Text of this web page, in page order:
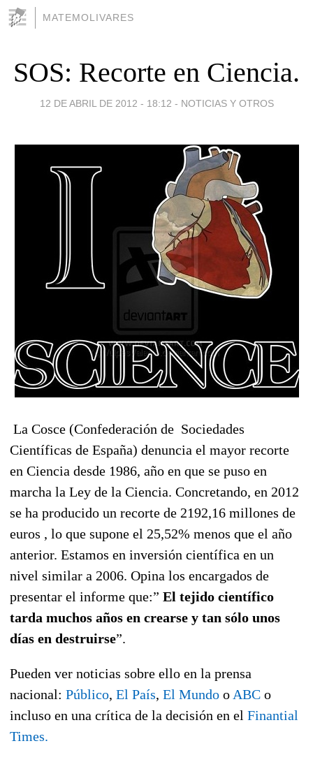
MATEMOLIVARES
SOS: Recorte en Ciencia.
12 DE ABRIL DE 2012 - 18:12 - NOTICIAS Y OTROS
La Cosce (Confederación de Sociedades
Científicas de España) denuncia el mayor recorte
en Ciencia desde 1986, año en que se puso en
marcha la Ley de la Ciencia. Concretando, en 2012
se ha producido un recorte de 2192,16 millones de
euros , lo que supone el 25,52% menos que el año
anterior. Estamos en inversión científica en un
nivel similar a 2006. Opina los encargados de
presentar el informe que:” El tejido científico
tarda muchos años en crearse y tan sólo unos
días en destruirse”.
Pueden ver noticias sobre ello en la prensa
nacional: Público, El País, El Mundo o ABC o
incluso en una crítica de la decisión en el Finantial
Times.